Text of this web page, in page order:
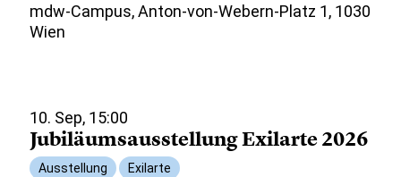
mdw-Campus, Anton-von-Webern-Platz 1, 1030
Wien
10. Sep, 15:00
Jubiläumsausstellung Exilarte 2026
Ausstellung Exilarte